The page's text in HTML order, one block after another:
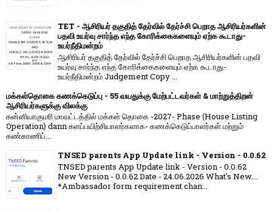
TET - ஆசிரியர் தகுதித் தேர்வில் தேர்ச்சி பெறாத ஆசிரியர்களின்
பதவி உயர்வு சார்ந்த எந்த கோரிக்கைகளையும் ஏற்க கூடாது-
உயர்நீதிமன்றம்
ஆசிரியர் தகுதித் தேர்வில் தேர்ச்சி பெறாத ஆசிரியர்களின் பதவி
உயர்வு சார்ந்த எந்த கோரிக்கைகளையும் ஏற்க கூடாது-
உயர்நீதிமன்றம் Judgement Copy ...
மக்கள்தொகை கணக்கெடுப்பு - 55 வயதுக்கு மேற்பட்டவர்கள் & மாற்றுத்திறன்
ஆசிரியர்களுக்கு விலக்கு
கன்னியாகுமரி மாவட்டத்தில் மக்கள் தொகை -2027- Phase (House Listing
Operation) dann களப்பயிற்சியாளர்களாக- கணக்கெடுப்பாளர்கள் மற்றும்
கண்காணிப்...
TNSED parents App Update link - Version - 0.0.62
TNSED parents App Update link - Version - 0.0.62
New Version - 0.0.62 Date - 24.06.2026 What's New....
*Ambassador form requirement chan...